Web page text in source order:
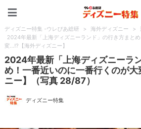
ディズニー特集 -ウレぴあ総研 > 海外ディズニー >
2024年最新「上海ディズニーランド」の行き方まと
変…!?【海外ディズニー】
2024年最新「上海ディズニーラ
め！一番近いのに一番行くのが
ニー】（写真 28/87）
ディズニー特集